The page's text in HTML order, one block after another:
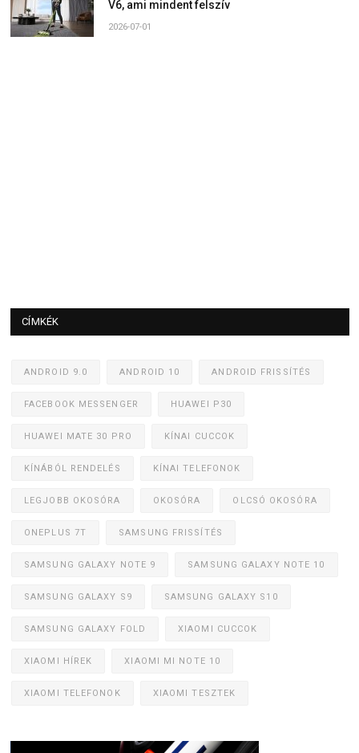
V6, ami mindent felszív
2026-07-01
CÍMKÉK
ANDROID 9.0 ANDROID 10 ANDROID FRISSÍTÉS
FACEBOOK MESSENGER HUAWEI P30
HUAWEI MATE 30 PRO KÍNAI CUCCOK
KÍNÁBÓL RENDELÉS KÍNAI TELEFONOK
LEGJOBB OKOSÓRA OKOSÓRA OLCSÓ OKOSÓRA
ONEPLUS 7T SAMSUNG FRISSÍTÉS
SAMSUNG GALAXY NOTE 9 SAMSUNG GALAXY NOTE 10
SAMSUNG GALAXY S9 SAMSUNG GALAXY S10
SAMSUNG GALAXY FOLD XIAOMI CUCCOK
XIAOMI HÍREK XIAOMI MI NOTE 10
XIAOMI TELEFONOK XIAOMI TESZTEK